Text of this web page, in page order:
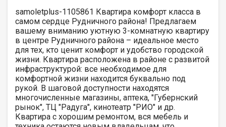
samoletplus-1105861 Квартира комфорт класса в
самом сердце Рудничного района! Предлагаем
вашему вниманию уютную 3-комнатную квартиру
в центре Рудничного района – идеальное место
для тех, кто ценит комфорт и удобство городской
жизни. Квартира расположена в районе с развитой
инфраструктурой: все необходимое для
комфортной жизни находится буквально под
рукой. В шаговой доступности находятся
многочисленные магазины, аптека, "Губернский
рынок", ТЦ "Радуга", кинотеатр "РИО" и др.
Квартира с хорошим ремонтом, вся мебель и